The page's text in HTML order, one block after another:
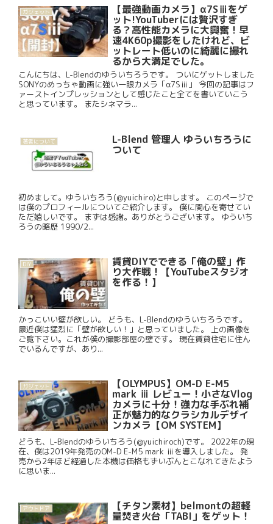
ガジェット 【最強動画カメラ】α7Sⅲをゲ
ット!YouTuberには贅沢すぎ
る？高性能カメラに大興奮！早
速4K60p撮影をしたけれど、ビ
ットレート低いのに綺麗に撮れ
るから大満足でした。
こんにちは、L-Blendのゆういちろうです。 ついにゲットしました
SONYのめっちゃ動画に強い一眼カメラ「α7Sⅲ」 今回の記事はフ
ァーストインプレッションとして感じたこと全てを書いていこう
と思っています。 またシネマラ...
著者について L-Blend 管理人 ゆういちろうに
ついて
初めまして。ゆういちろう(@yuichiro)と申します。 このページで
は僕のプロフィールについてご紹介します。 僕に関心を寄せてい
ただ嬉しいです。 まずは感謝。ありがとうございます。 ゆういち
ろうの略歴 1990/2...
DIY 賃貸DIYでできる「俺の壁」作
り大作戦！【YouTubeスタジオ
を作る！】
かっこいい壁が欲しい。 どうも、L-Blendのゆういちろうです。
最近僕は猛烈に「壁が欲しい！」と思っていました。 上の画像を
ご覧下さい。これが僕の撮影部屋の壁です。 現在賃貸住宅に住ん
でいるんですが、あり...
ガジェット 【OLYMPUS】OM-D E-M5
mark ⅲ レビュー！小さなVlog
カメラに十分！強力な手ぶれ補
正が魅力的なクラシカルデザイ
ンカメラ【OM SYSTEM】
どうも、L-Blendのゆういちろう(@yuichiroch)です。 2022年の現
在、僕は2019年発売のOM-D E-M5 mark ⅲを導入しました。 発
売から2年ほど経過した本機は価格もずいぶんとこなれてきたよう
に思いま...
アウトドア 【チタン素材】belmontの超軽
量焚き火台「TABI」をゲット！